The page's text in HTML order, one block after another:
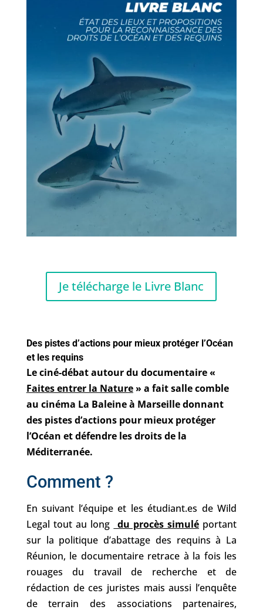
Je télécharge le Livre Blanc
Des pistes d’actions pour mieux protéger l’Océan
et les requins
Le ciné-débat autour du documentaire «
Faites entrer la Nature» a fait salle comble
au cinéma La Baleine à Marseille donnant
des pistes d’actions pour mieux protéger
l’Océan et défendre les droits de la
Méditerranée.
Comment ?
En suivant l’équipe et les étudiant.es de Wild
Legal tout au long du procès simulé portant
sur la politique d’abattage des requins à La
Réunion, le documentaire retrace à la fois les
rouages du travail de recherche et de
rédaction de ces juristes mais aussi l’enquête
de terrain des associations partenaires,